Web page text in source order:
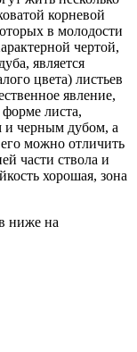
корневой
в молодости
чертой,
является
цвета) листьев
явление,
листа,
и черным дубом, а
можно отличить
части ствола и
хорошая, зона
ниже на